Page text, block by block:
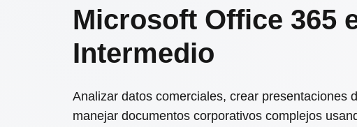
Microsoft Office 365
Intermedio
Analizar datos comerciales, crear presentaciones
manejar documentos corporativos complejos